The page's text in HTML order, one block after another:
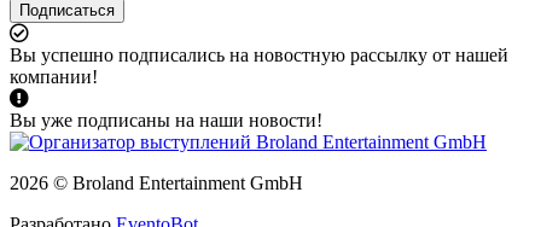
Подписаться
Вы успешно подписались на новостную рассылку от нашей
компании!
Вы уже подписаны на наши новости!
2026 © Broland Entertainment GmbH